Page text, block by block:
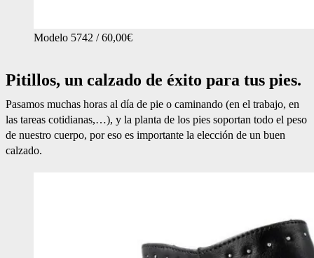
Modelo 5742 / 60,00€
Pitillos, un calzado de éxito para tus pies.
Pasamos muchas horas al día de pie o caminando (en el trabajo, en
las tareas cotidianas,…), y la planta de los pies soportan todo el peso
de nuestro cuerpo, por eso es importante la elección de un buen
calzado.